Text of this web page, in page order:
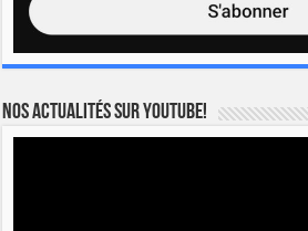
Nos actualités sur YOUTUBE!